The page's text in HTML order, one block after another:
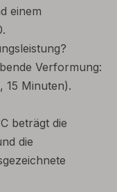
einem
Verformung:
15 Minuten).
beträgt die
die